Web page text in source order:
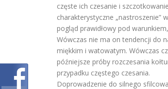
częste ich czesanie i
charakterystyczne „nastroszenie”
pogląd prawidłowy pod
Wówczas nie ma on tendencji do
miękkim i watowatym. Wówczas
późniejsze próby rozczesania
przypadku częstego czesania.
Doprowadzenie do silnego